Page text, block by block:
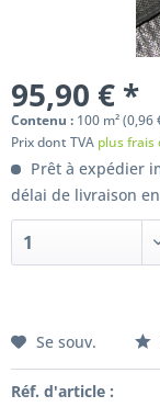
95,90 € *
Contenu : 100 m² (0,96
Prix dont TVA plus frais
Prêt à expédier
délai de livraison
Se souv.
Réf. d'article :